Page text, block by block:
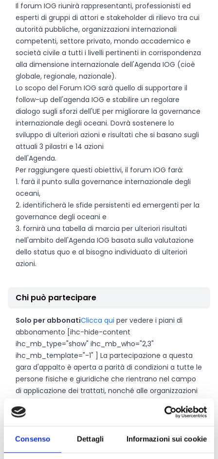
Consenso Dettagli Informazioni sui cookie
Il forum IOG riunirà rappresentanti, professionisti ed
esperti di gruppi di attori e stakeholder di rilievo tra cui
autorità pubbliche, organizzazioni internazionali
competenti, settore privato, mondo accademico e
società civile a tutti i livelli pertinenti in corrispondenza
alla dimensione internazionale dell'Agenda IOG (cioè
globale, regionale, nazionale).
Lo scopo del Forum IOG sarà quello di supportare il
follow-up dell'agenda IOG e stabilire un regolare
dialogo sugli sforzi dell'UE per migliorare la governance
internazionale degli oceani. Dovrà sostenere lo
sviluppo di ulteriori azioni e risultati che si basano sugli
attuali 3 pilastri e 14 azioni
dell'Agenda.
Per raggiungere questi obiettivi, il forum IOG farà:
1. farà il punto sulla governance internazionale degli
oceani,
2. identificherà le sfide persistenti ed emergenti per la
governance degli oceani e
3. fornirà una tabella di marcia per ulteriori risultati
nell'ambito dell'Agenda IOG basata sulla valutazione
dello status quo e al bisogno individuato di ulteriori
azioni.
Chi può partecipare
Solo per abbonatiClicca qui per vedere i piani di
abbonamento [ihc-hide-content
ihc_mb_type="show" ihc_mb_who="2,3"
ihc_mb_template="-1" ] La partecipazione a questa
gara d'appalto è aperta a parità di condizioni a tutte le
persone fisiche e giuridiche che rientrano nel campo
di applicazione dei trattati, nonché alle organizzazioni
E' aperta anche a tutte le persone fisiche e giuridiche
stabilite in un paese terzo che ha un accordo speciale